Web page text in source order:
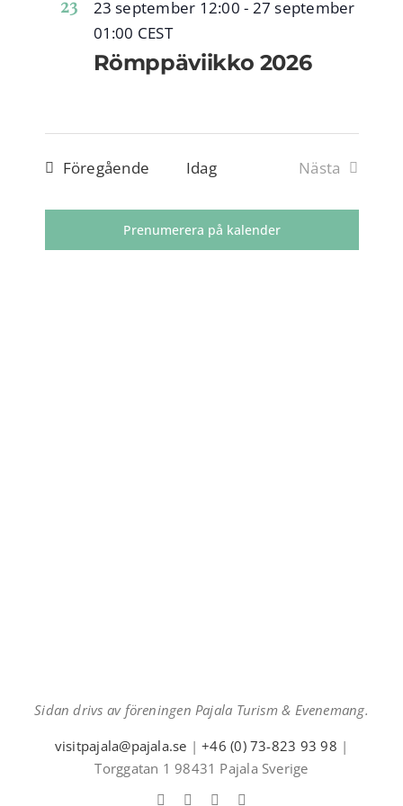
PAJALA MARKNAD
RÖMPPÄVIIKKO
23 23 september 12:00 - 27 september
01:00 CEST
Römppäviikko 2026
Föregående Evenemang
Idag
Nästa
Prenumerera på kalender
Sidan drivs av föreningen Pajala Turism & Evenemang.
visitpajala@pajala.se |+46 (0) 73-823 93 98 |
Torggatan 1 98431 Pajala Sverige